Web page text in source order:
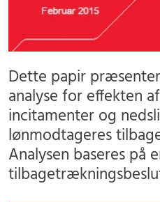
Dette papir
analyse for effekten
incitamenter og
lønmodtageres
Analysen baseres på